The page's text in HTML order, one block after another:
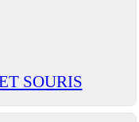
SOURIS